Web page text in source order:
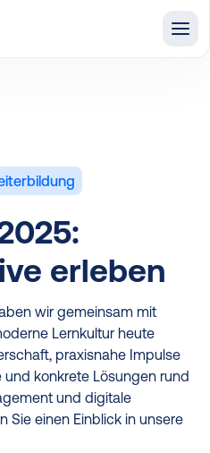
erleben
wir gemeinsam mit
Lernkultur heute
praxisnahe Impulse
konkrete Lösungen rund
und digitale
Sie einen Einblick in unsere